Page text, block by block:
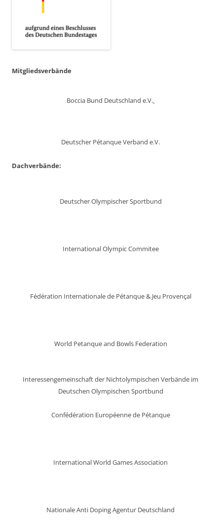
Mitgliedsverbände
Boccia Bund Deutschland e.V..
Deutscher Pétanque Verband e.V.
Dachverbände:
Deutscher Olympischer Sportbund
International Olympic Commitee
Fédération Internationale de Pétanque & Jeu Provençal
World Petanque and Bowls Federation
Interessengemeinschaft der Nichtolympischen Verbände im
Deutschen Olympischen Sportbund
Confédération Européenne de Pétanque
International World Games Association
Nationale Anti Doping Agentur Deutschland